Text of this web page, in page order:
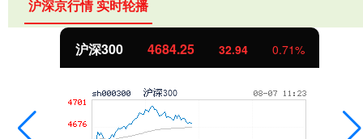
沪深京行情 实时轮播
沪深300 4684.25 32.94 0.71%